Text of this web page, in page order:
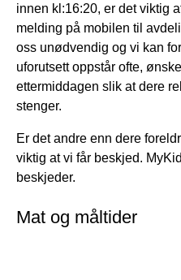
innen kl:16:20, er det viktig
melding på mobilen til
oss unødvendig og vi kan
uforutsett oppstår ofte,
ettermiddagen slik at dere
stenger.
Er det andre enn dere
viktig at vi får beskjed.
beskjeder.
Mat og måltider